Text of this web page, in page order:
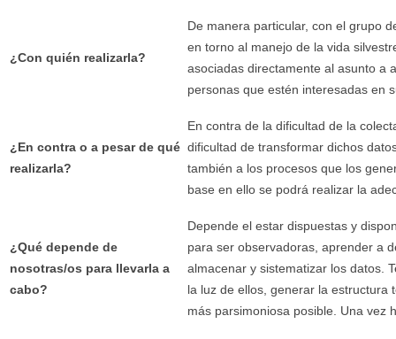
¿Con quién realizarla?
De manera particular, con el grupo
en torno al manejo de la vida
asociadas directamente al asunto a
personas que estén interesadas en
¿En contra o a pesar de qué
realizarla?
En contra de la dificultad de la
dificultad de transformar dichos
también a los procesos que los
base en ello se podrá realizar la
¿Qué depende de
nosotras/os para llevarla a
cabo?
Depende el estar dispuestas y
para ser observadoras, aprender a
almacenar y sistematizar los datos.
la luz de ellos, generar la estructura
más parsimoniosa posible. Una vez